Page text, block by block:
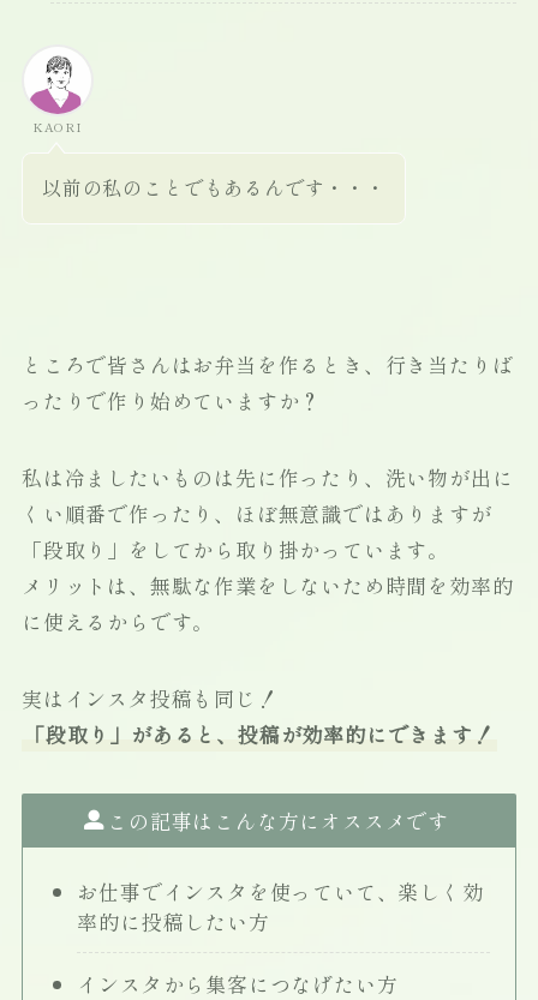
KAORI
以前の私のことでもあるんです・・・
ところで皆さんはお弁当を作るとき、行き当たりば
ったりで作り始めていますか？
私は冷ましたいものは先に作ったり、洗い物が出に
くい順番で作ったり、ほぼ無意識ではありますが
「段取り」をしてから取り掛かっています。
メリットは、無駄な作業をしないため時間を効率的
に使えるからです。
実はインスタ投稿も同じ！
「段取り」があると、投稿が効率的にできます！
この記事はこんな方にオススメです
お仕事でインスタを使っていて、楽しく効
率的に投稿したい方
インスタから集客につなげたい方